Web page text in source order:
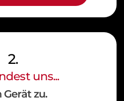
2.
uns...
Gerät zu.